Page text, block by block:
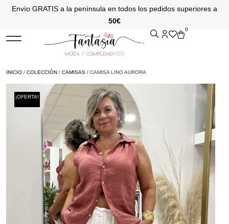
Envío GRATIS a la península en todos los pedidos superiores a
50€
0
INICIO / COLECCIÓN / CAMISAS / CAMISA LINO AURORA
¡OFERTA!